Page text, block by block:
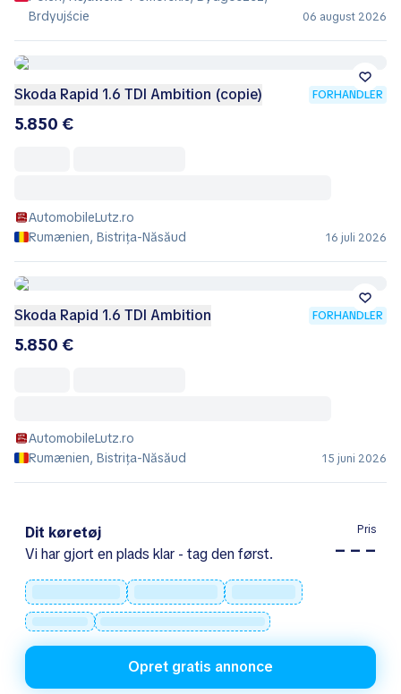
Brdyujście
06 august 2026
Skoda Rapid 1.6 TDI Ambition (copie) FORHANDLER
5.850 €
AutomobileLutz.ro
Rumænien, Bistrița-Năsăud
16 juli 2026
Skoda Rapid 1.6 TDI Ambition FORHANDLER
5.850 €
AutomobileLutz.ro
Rumænien, Bistrița-Năsăud
15 juni 2026
Dit køretøj
Vi har gjort en plads klar - tag den først.
Pris
– – –
Opret gratis annonce